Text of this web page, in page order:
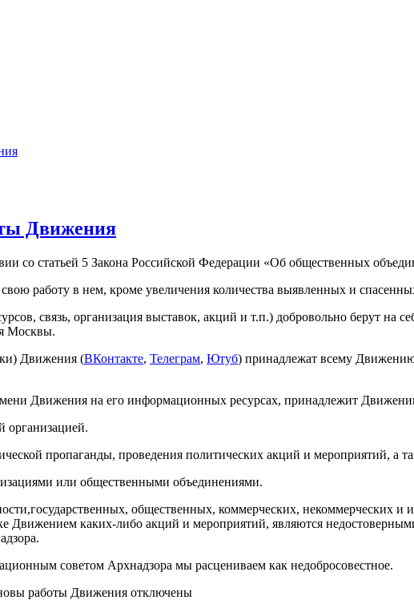
Движения
со статьей 5 Закона Российской Федерации «Об общественных
работу в нем, кроме увеличения количества выявленных и
связь, организация выставок, акций и т.п.) добровольно берут на
Москвы.
Движения (ВКонтакте, Телеграм, Ютуб) принадлежат всему
Движения на его информационных ресурсах, принадлежит
организацией.
пропаганды, проведения политических акций и мероприятий, а
или общественными объединениями.
общественных, коммерческих, некоммерческих и
Движением каких-либо акций и мероприятий, являются
советом Архнадзора мы расцениваем как недобросовестное.
работы Движения отключены